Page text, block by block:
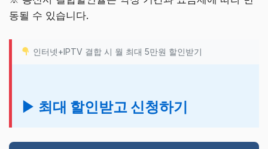
동될 수 있습니다.
인터넷+IPTV 결합 시 월 최대 5만원 할인받기
▶ 최대 할인받고 신청하기